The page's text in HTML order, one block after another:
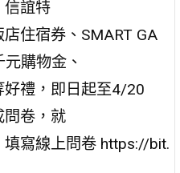
信誼特
住宿券、SMART GA
購物金、
好禮，即日起至4/20
問卷，就
填寫線上問卷 https://bit.